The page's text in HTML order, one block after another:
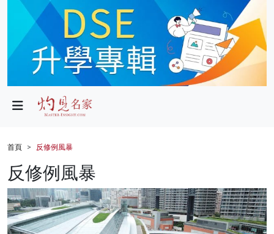
政局
財經
生活
健康
商業
首頁 反修例風暴
反修例風暴